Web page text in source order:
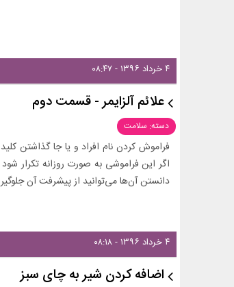
۴ خرداد ۱۳۹۶ - ۰۸:۴۷
علائم آلزایمر - قسمت دوم
دسته: سلامت
فراموش کردن نام افراد و یا جا گذاشتن
اگر این فراموشی به صورت روزانه تکرار شود
دانستن آن‌ها می‌توانید از پیشرفت آن
۴ خرداد ۱۳۹۶ - ۰۸:۱۸
اضافه کردن شیر به چای سبز